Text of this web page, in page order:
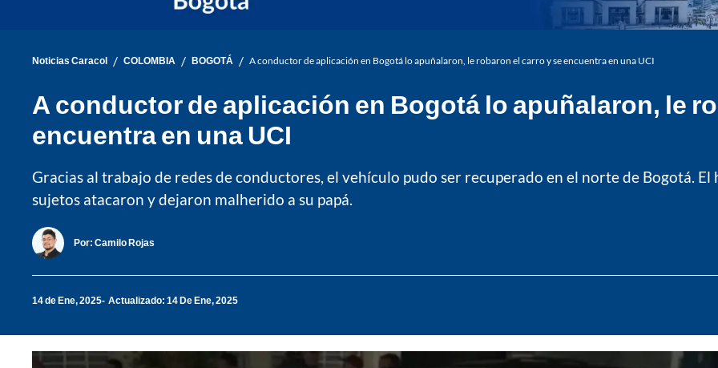
Noticias Caracol / COLOMBIA / BOGOTÁ / A conductor de aplicación en Bogotá lo apuñalaron, le robaron el carro y se encuentra en una UCI
A conductor de aplicación en Bogotá lo apuñalaron, le
encuentra en una UCI
Gracias al trabajo de redes de conductores, el vehículo pudo ser recuperado en el norte de Bogotá.
sujetos atacaron y dejaron malherido a su papá.
Por: Camilo Rojas
14 de Ene, 2025 Actualizado: 14 De Ene, 2025